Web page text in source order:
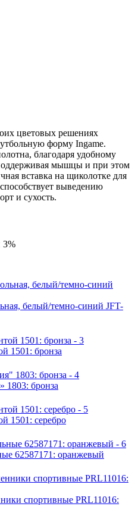
цветовых решениях
форму Ingame.
благодаря удобному
мышцы и при этом
вставка на щиколотке для
выведению
и сухость.
3%
белый/темно-синий JFT-
1501: бронза
1803: бронза
1501: серебро
62587171: оранжевый
спортивные PRL11016: